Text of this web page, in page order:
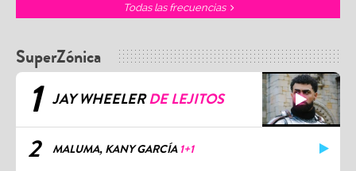
Todas las frecuencias
SuperZónica
1 JAY WHEELERDE LEJITOS
2 MALUMA, KANY GARCÍA 1+1